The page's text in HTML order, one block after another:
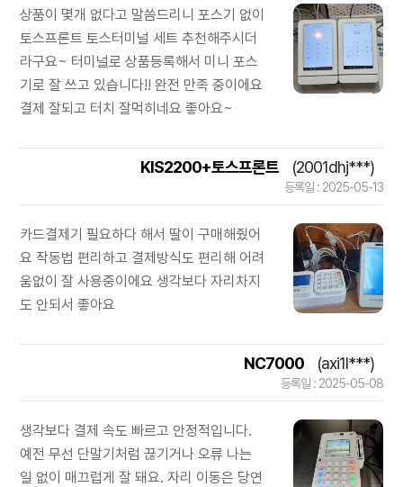
상품이 몇개 없다고 말씀드리니 포스기 없이
토스프론트 토스터미널 세트 추천해주시더
라구요~ 터미널로 상품등록해서 미니 포스
기로 잘 쓰고 있습니다!! 완전 만족 중이에요
결제 잘되고 터치 잘먹히네요 좋아요~
KIS2200+토스프론트 (2001dhj***)
등록일 : 2025-05-13
카드결제기 필요하다 해서 딸이 구매해줬어
요 작동법 편리하고 결제방식도 편리해 어려
움없이 잘 사용중이에요 생각보다 자리차지
도 안되서 좋아요
NC7000 (axi1l***)
등록일 : 2025-05-08
생각보다 결제 속도 빠르고 안정적입니다.
예전 무선 단말기처럼 끊기거나 오류 나는
일 없이 매끄럽게 잘 돼요. 자리 이동은 당연